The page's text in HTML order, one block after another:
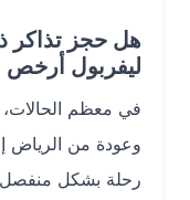
هل حجز تذاكر
ليفربول أرخص من
في معظم الحالات،
وعودة من الرياض إلى
رحلة بشكل منفصل.